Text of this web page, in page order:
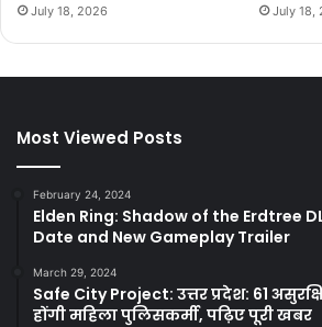
July 18, 2026 July 18,
Most Viewed Posts
February 24, 2024
Elden Ring: Shadow of the Erdtree
Date and New Gameplay Trailer
March 29, 2024
Safe City Project: उत्तर प्रदेश: 61
होंगी महिला पुलिसकर्मी, पढ़िए पूरी खबर